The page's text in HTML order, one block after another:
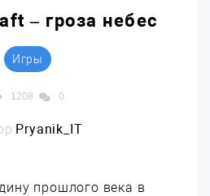
– гроза небес
Игры
1208 0
Pryanik_IT
прошлого века в